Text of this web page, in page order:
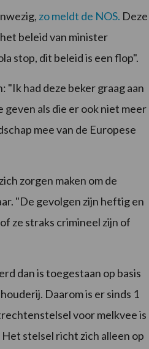
zo meldt de NOS. Deze
beleid van minister
stop, dit beleid is een flop".
had deze beker graag aan
geven als die er ook niet meer
mee van de Europese
zorgen maken om de
"De gevolgen zijn heftig en
ze straks crimineel zijn of
dan is toegestaan op basis
Daarom is er sinds 1
voor melkvee is
stelsel richt zich alleen op